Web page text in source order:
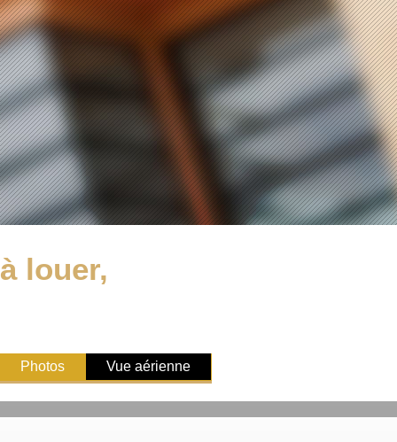
à louer,
Photos Vue aérienne